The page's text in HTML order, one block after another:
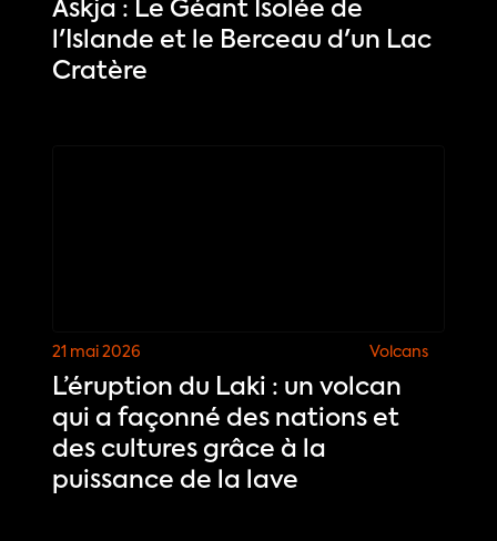
Askja : Le Géant Isolée de
l'Islande et le Berceau d'un Lac
Cratère
21 mai 2026 Volcans
L’éruption du Laki : un volcan
qui a façonné des nations et
des cultures grâce à la
puissance de la lave